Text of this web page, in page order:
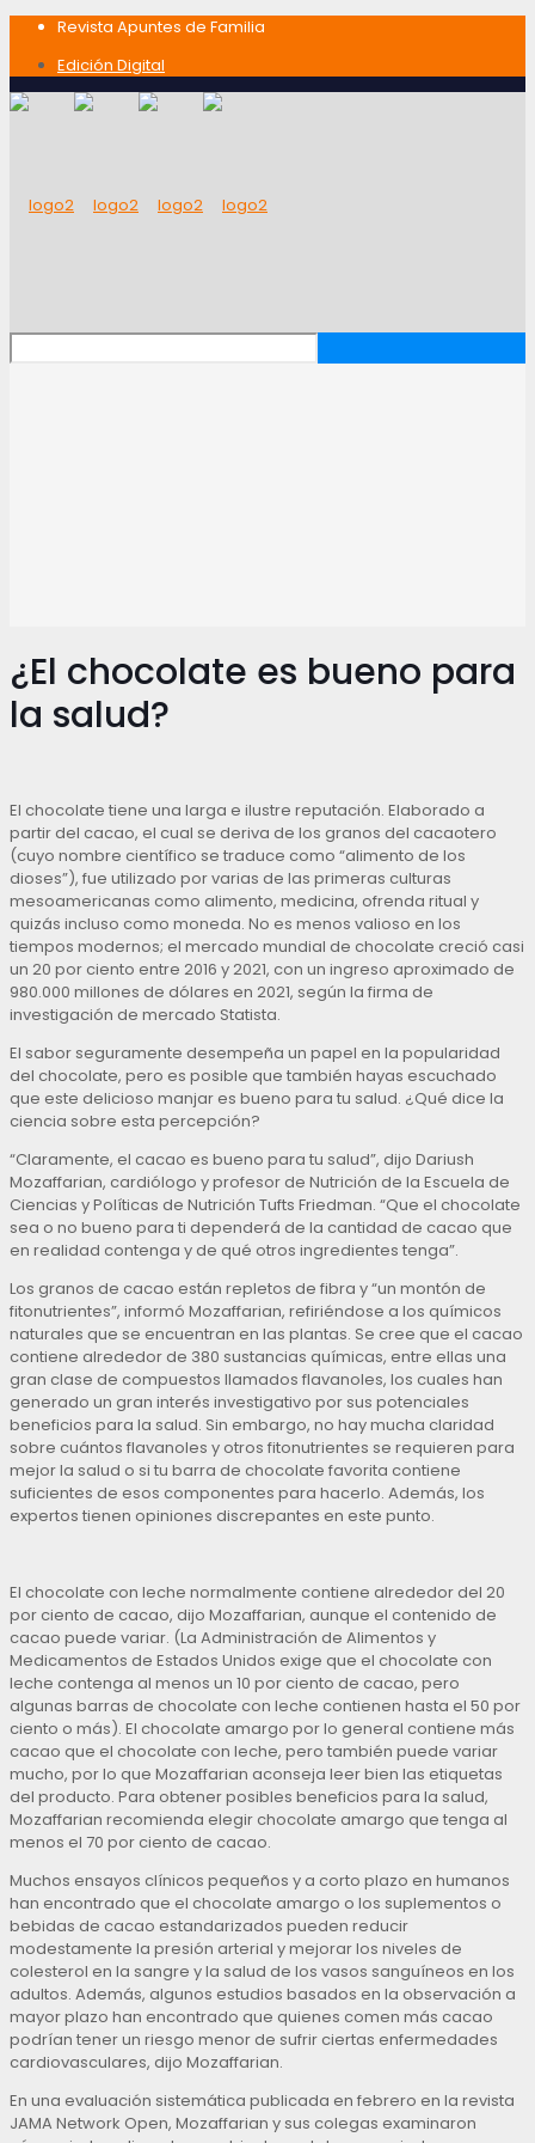
Revista Apuntes de Familia
Edición Digital
¿El chocolate es bueno para
la salud?
El chocolate tiene una larga e ilustre reputación. Elaborado a
partir del cacao, el cual se deriva de los granos del cacaotero
(cuyo nombre científico se traduce como “alimento de los
dioses”), fue utilizado por varias de las primeras culturas
mesoamericanas como alimento, medicina, ofrenda ritual y
quizás incluso como moneda. No es menos valioso en los
tiempos modernos; el mercado mundial de chocolate creció casi
un 20 por ciento entre 2016 y 2021, con un ingreso aproximado de
980.000 millones de dólares en 2021, según la firma de
investigación de mercado Statista.
El sabor seguramente desempeña un papel en la popularidad
del chocolate, pero es posible que también hayas escuchado
que este delicioso manjar es bueno para tu salud. ¿Qué dice la
ciencia sobre esta percepción?
“Claramente, el cacao es bueno para tu salud”, dijo Dariush
Mozaffarian, cardiólogo y profesor de Nutrición de la Escuela de
Ciencias y Políticas de Nutrición Tufts Friedman. “Que el chocolate
sea o no bueno para ti dependerá de la cantidad de cacao que
en realidad contenga y de qué otros ingredientes tenga”.
Los granos de cacao están repletos de fibra y “un montón de
fitonutrientes”, informó Mozaffarian, refiriéndose a los químicos
naturales que se encuentran en las plantas. Se cree que el cacao
contiene alrededor de 380 sustancias químicas, entre ellas una
gran clase de compuestos llamados flavanoles, los cuales han
generado un gran interés investigativo por sus potenciales
beneficios para la salud. Sin embargo, no hay mucha claridad
sobre cuántos flavanoles y otros fitonutrientes se requieren para
mejor la salud o si tu barra de chocolate favorita contiene
suficientes de esos componentes para hacerlo. Además, los
expertos tienen opiniones discrepantes en este punto.
El chocolate con leche normalmente contiene alrededor del 20
por ciento de cacao, dijo Mozaffarian, aunque el contenido de
cacao puede variar. (La Administración de Alimentos y
Medicamentos de Estados Unidos exige que el chocolate con
leche contenga al menos un 10 por ciento de cacao, pero
algunas barras de chocolate con leche contienen hasta el 50 por
ciento o más). El chocolate amargo por lo general contiene más
cacao que el chocolate con leche, pero también puede variar
mucho, por lo que Mozaffarian aconseja leer bien las etiquetas
del producto. Para obtener posibles beneficios para la salud,
Mozaffarian recomienda elegir chocolate amargo que tenga al
menos el 70 por ciento de cacao.
Muchos ensayos clínicos pequeños y a corto plazo en humanos
han encontrado que el chocolate amargo o los suplementos o
bebidas de cacao estandarizados pueden reducir
modestamente la presión arterial y mejorar los niveles de
colesterol en la sangre y la salud de los vasos sanguíneos en los
adultos. Además, algunos estudios basados en la observación a
mayor plazo han encontrado que quienes comen más cacao
podrían tener un riesgo menor de sufrir ciertas enfermedades
cardiovasculares, dijo Mozaffarian.
En una evaluación sistemática publicada en febrero en la revista
JAMA Network Open, Mozaffarian y sus colegas examinaron